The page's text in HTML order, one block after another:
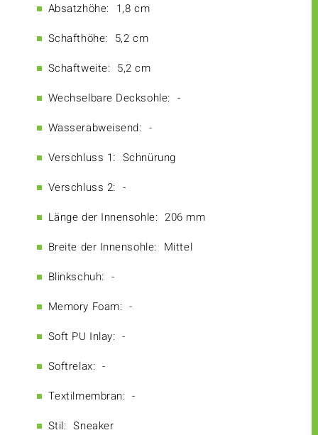
Absatzhöhe: 1,8 cm
Schafthöhe: 5,2 cm
Schaftweite: 5,2 cm
Wechselbare Decksohle: -
Wasserabweisend: -
Verschluss 1: Schnürung
Verschluss 2: -
Länge der Innensohle: 206 mm
Breite der Innensohle: Mittel
Blinkschuh: -
Memory Foam: -
Soft PU Inlay: -
Softrelax: -
Textilmembran: -
Stil: Sneaker